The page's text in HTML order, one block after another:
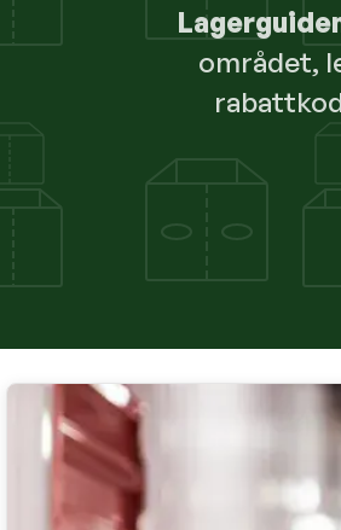
området,